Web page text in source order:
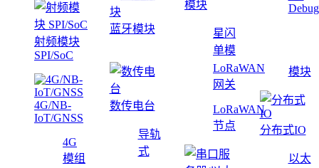
射频模块
SPI/SoC
蓝牙模块
模块
星闪
单模
4G/NB-
IoT/GNSS
4G
模组
数传电台
导轨
式
LoRaWAN
网关
LoRaWAN
节点
模块
分布式IO
以太